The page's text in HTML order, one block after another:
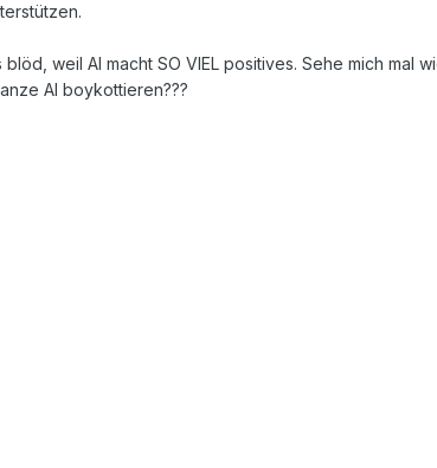
weil AI macht SO VIEL positives. Sehe mich
AI boykottieren???